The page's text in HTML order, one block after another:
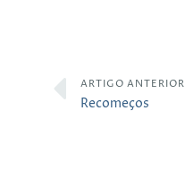
ARTIGO ANTERIOR
Recomeços